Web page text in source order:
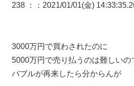
238 ： ：2021/01/01(金)
3000万円で買わされたのに
5000万円で売り払うのは難しいの
バブルが再来したら分からんが